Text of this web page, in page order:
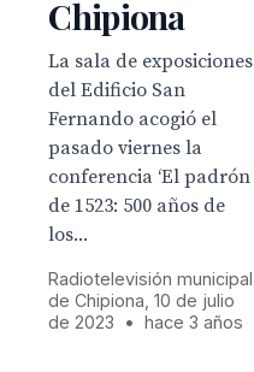
Chipiona
La sala de exposiciones
del Edificio San
Fernando acogió el
pasado viernes la
conferencia ‘El padrón
de 1523: 500 años de
los...
Radiotelevisión municipal
de Chipiona, 10 de julio
de 2023
• hace 3 años